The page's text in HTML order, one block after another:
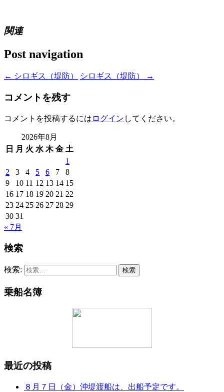
関連
Post navigation
← シロギス（堤防） シロギス（堤防） →
コメントを残す
コメントを投稿するには ログイン してください。
2026年8月
日
月 火 水 木 金 土
1
2
3 4 5 6 7
8
9
10 11 12 13 14 15
16 17 18 19 20 21 22
23 24 25 26 27 28 29
30 31
« 7月
検索
検索:
乗船名簿
最近の投稿
８月７日（金）沖堤渡船は、出船予定です。